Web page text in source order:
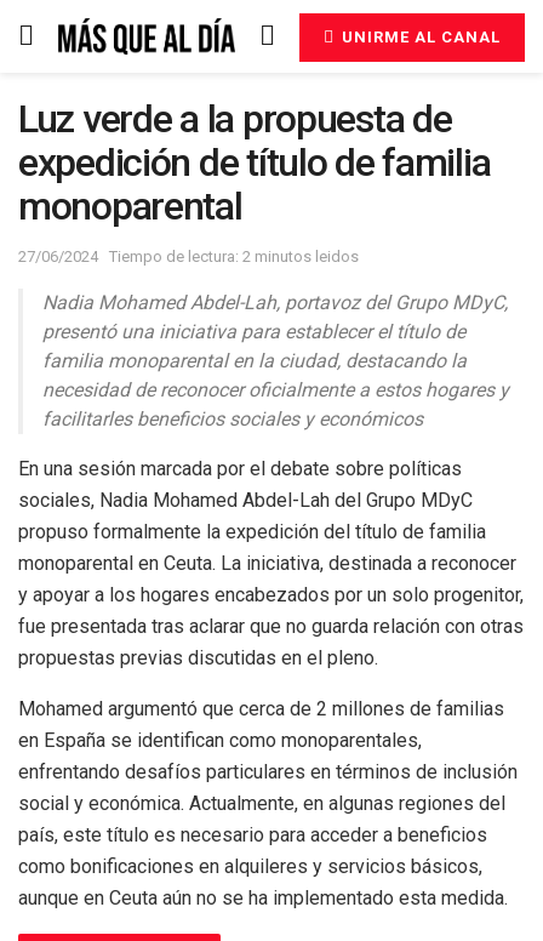
UNIRME AL CANAL
Luz verde a la propuesta de
expedición de título de familia
monoparental
27/06/2024 Tiempo de lectura: 2 minutos leidos
Nadia Mohamed Abdel-Lah, portavoz del Grupo MDyC,
presentó una iniciativa para establecer el título de
familia monoparental en la ciudad, destacando la
necesidad de reconocer oficialmente a estos hogares y
facilitarles beneficios sociales y económicos
En una sesión marcada por el debate sobre políticas
sociales, Nadia Mohamed Abdel-Lah del Grupo MDyC
propuso formalmente la expedición del título de familia
monoparental en Ceuta. La iniciativa, destinada a reconocer
y apoyar a los hogares encabezados por un solo progenitor,
fue presentada tras aclarar que no guarda relación con otras
propuestas previas discutidas en el pleno.
Mohamed argumentó que cerca de 2 millones de familias
en España se identifican como monoparentales,
enfrentando desafíos particulares en términos de inclusión
social y económica. Actualmente, en algunas regiones del
país, este título es necesario para acceder a beneficios
como bonificaciones en alquileres y servicios básicos,
aunque en Ceuta aún no se ha implementado esta medida.